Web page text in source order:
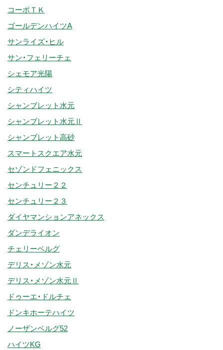
コーポＴＫ
ゴールデンハイツA
サンライズ・ヒル
サン・フェリーチェ
シェモア光陽
シティハイツ
シャンブレット水元
シャンブレット水元Ⅱ
シャンブレット高砂
スマートスクエア水元
セゾンドフェニックス
センチュリー２２
センチュリー２３
ダイヤマンションアネックス
ダンデライオン
チェリーベルグ
デリス・メゾン水元
デリス・メゾン水元Ⅱ
ドゥーエ・ドルチェ
ドンキホーテハイツ
ノーザンベルグ52
ハイツKG